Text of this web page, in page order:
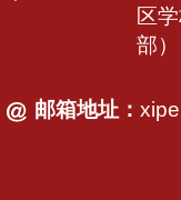
区
部）
邮箱地址：